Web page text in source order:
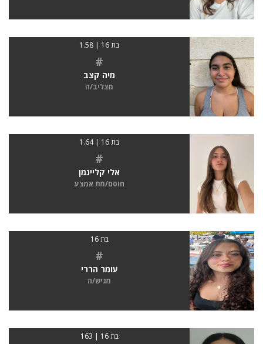
בת 16 | 1.58
#
מיה קצב
מצליב/ה
בת 16 | 1.64
#
אלי קליינמן
חוסם/מת אמצע
בת 16
#
עומר הררי
מגיש/ה
בת 16 | 163